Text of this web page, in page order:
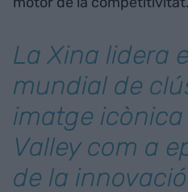
La Xina lidera
mundial de
imatge icònica
Valley com a
de la